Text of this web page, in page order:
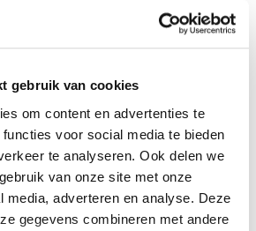
gebruik van cookies
om content en advertenties te
voor social media te bieden
te analyseren. Ook delen we
van onze site met onze
media, adverteren en analyse. Deze
gegevens combineren met andere